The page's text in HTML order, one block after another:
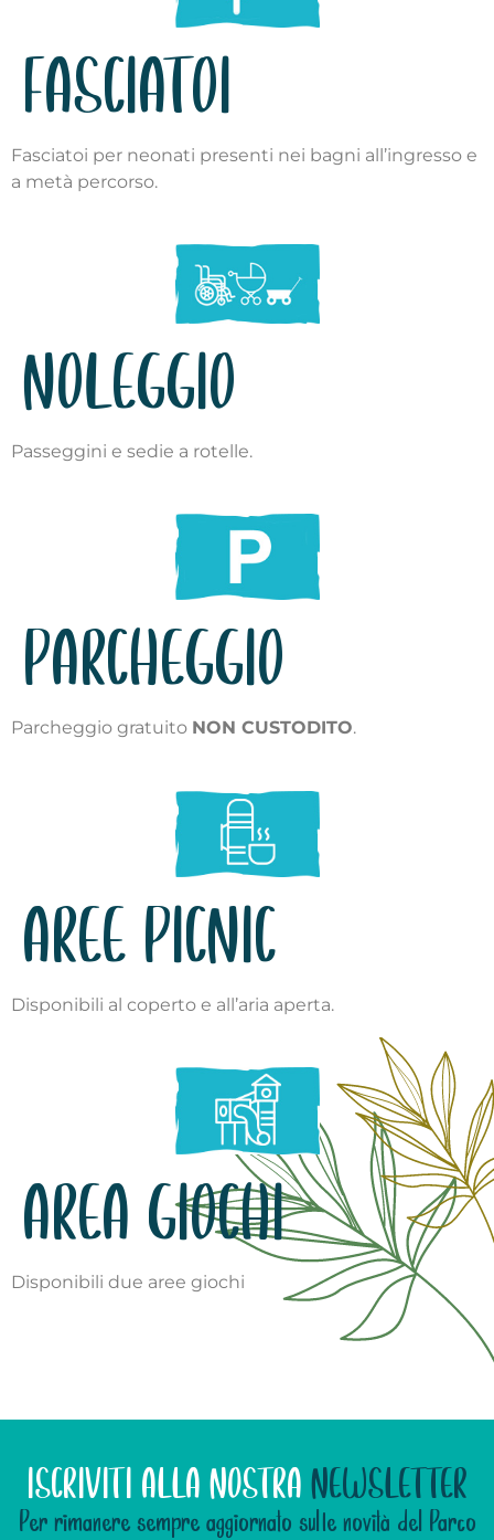
FASCIATOI
Fasciatoi per neonati presenti nei bagni all’ingresso e
a metà percorso.
NOLEGGIO
Passeggini e sedie a rotelle.
PARCHEGGIO
Parcheggio gratuito NON CUSTODITO.
AREE PICNIC
Disponibili al coperto e all’aria aperta.
AREA GIOCHI
Disponibili due aree giochi
ISCRIVITI ALLA NOSTRA NEWSLETTER
Per rimanere sempre aggiornato sulle novità del Parco